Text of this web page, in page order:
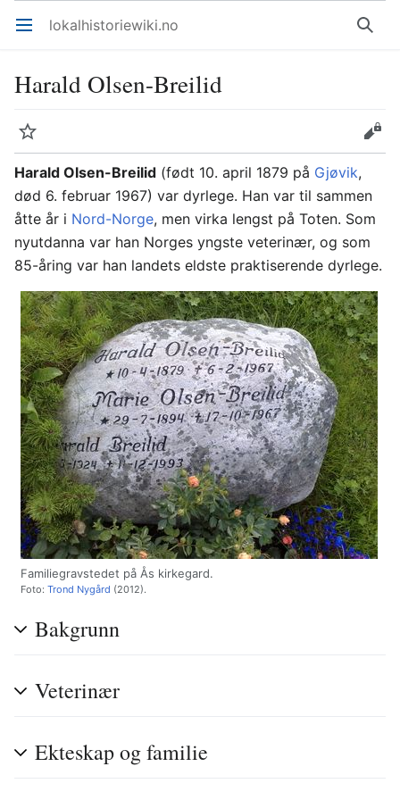
Åpne hovedmenyen lokalhistoriewiki.no Søk
Harald Olsen-Breilid
Overvåk
Rediger
Harald Olsen-Breilid (født 10. april 1879 på Gjøvik,
død 6. februar 1967) var dyrlege. Han var til sammen
åtte år i Nord-Norge, men virka lengst på Toten. Som
nyutdanna var han Norges yngste veterinær, og som
85-åring var han landets eldste praktiserende dyrlege.
Familiegravstedet på Ås kirkegard.
Foto: Trond Nygård (2012).
Bakgrunn
Veterinær
Ekteskap og familie